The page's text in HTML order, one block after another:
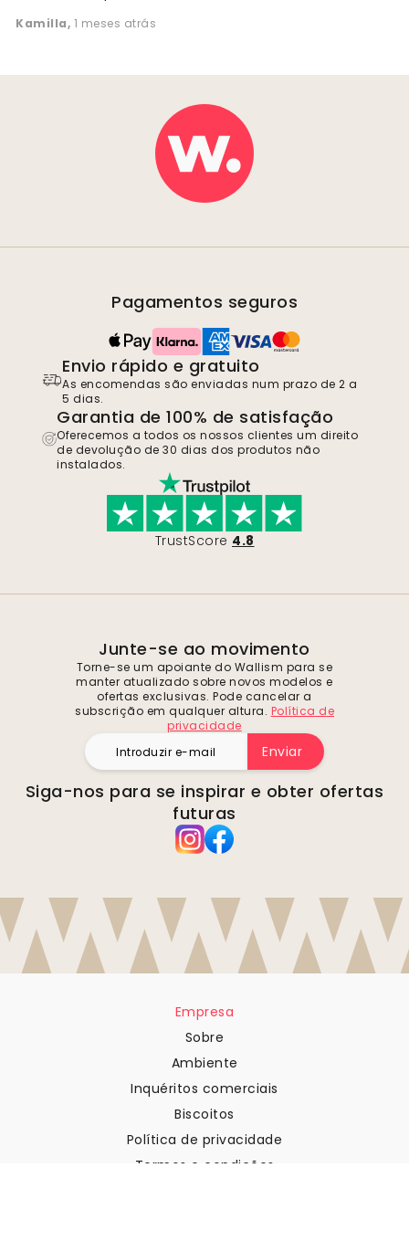
Kamilla, 1 meses atrás
Pagamentos seguros
Envio rápido e gratuito
As encomendas são enviadas num prazo de 2 a
5 dias.
Garantia de 100% de satisfação
Oferecemos a todos os nossos clientes um direito
de devolução de 30 dias dos produtos não
instalados.
TrustScore 4.8
Junte-se ao movimento
Torne-se um apoiante do Wallism para se
manter atualizado sobre novos modelos e
ofertas exclusivas. Pode cancelar a
subscrição em qualquer altura. Política de
privacidade
Enviar
Siga-nos para se inspirar e obter ofertas
futuras
Empresa
Sobre
Ambiente
Inquéritos comerciais
Biscoitos
Política de privacidade
Termos e condições